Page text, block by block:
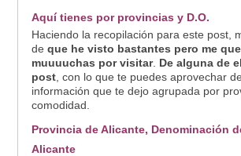
Aquí tienes por provincias y D.O.
Haciendo la recopilación para este post,
de que he visto bastantes pero me
muuuuchas por visitar. De alguna de
post, con lo que te puedes aprovechar
información que te dejo agrupada por
comodidad.
Provincia de Alicante, Denominación
Alicante